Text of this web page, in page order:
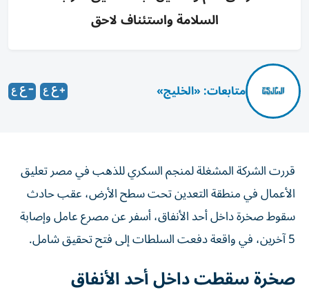
السلامة واستئناف لاحق
متابعات: «الخليج»
الأعمال في منطقة التعدين تحت سطح الأرض، عقب حادث
سقوط صخرة داخل أحد الأنفاق، أسفر عن مصرع عامل وإصابة
5 آخرين، في واقعة دفعت السلطات إلى فتح تحقيق شامل.
صخرة سقطت داخل أحد الأنفاق